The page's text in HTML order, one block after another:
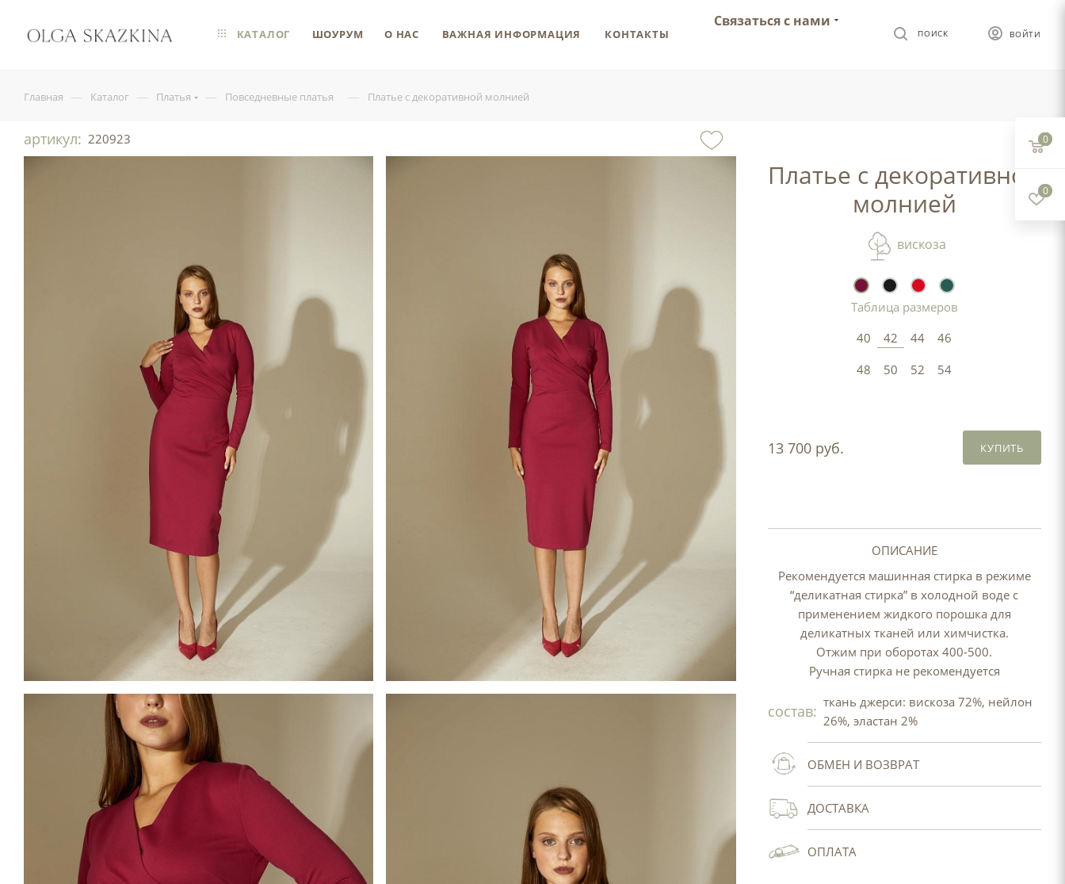
ВОЙТИ
ПОИСК
Связаться с нами
КАТАЛОГ ШОУРУМ О НАС ВАЖНАЯ ИНФОРМАЦИЯ КОНТАКТЫ
Главная — Каталог — Платья — Повседневные платья — Платье с декоративной молнией
артикул: 220923
Платье с декоративной
молнией
вискоза
Таблица размеров
40
42 44
46
48
50 52 54
13 700 руб. КУПИТЬ
ОПИСАНИЕ
Рекомендуется машинная стирка в режиме
“деликатная стирка” в холодной воде с
применением жидкого порошка для
деликатных тканей или химчистка.
Отжим при оборотах 400-500.
Ручная стирка не рекомендуется
состав: ткань джерси: вискоза 72%, нейлон
26%, эластан 2%
ОБМЕН И ВОЗВРАТ
ДОСТАВКА
ОПЛАТА
0
0